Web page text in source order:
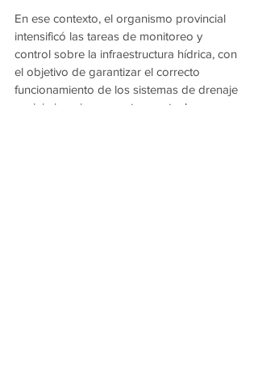
En ese contexto, el organismo provincial
intensificó las tareas de monitoreo y
control sobre la infraestructura hídrica, con
el objetivo de garantizar el correcto
funcionamiento de los sistemas de drenaje
y minimizar riesgos ante eventuales